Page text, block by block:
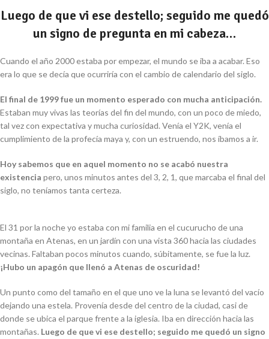
Luego de que vi ese destello; seguido me quedó
un signo de pregunta en mi cabeza…
Cuando el año 2000 estaba por empezar, el mundo se iba a acabar. Eso
era lo que se decía que ocurriría con el cambio de calendario del siglo.
El final de 1999 fue un momento esperado con mucha anticipación.
Estaban muy vivas las teorías del fin del mundo, con un poco de miedo,
tal vez con expectativa y mucha curiosidad. Venía el Y2K, venía el
cumplimiento de la profecía maya y, con un estruendo, nos íbamos a ir.
Hoy sabemos que en aquel momento no se acabó nuestra
existencia pero, unos minutos antes del 3, 2, 1, que marcaba el final del
siglo, no teníamos tanta certeza.
El 31 por la noche yo estaba con mi familia en el cucurucho de una
montaña en Atenas, en un jardín con una vista 360 hacia las ciudades
vecinas. Faltaban pocos minutos cuando, súbitamente, se fue la luz.
¡Hubo un apagón que llenó a Atenas de oscuridad!
Un punto como del tamaño en el que uno ve la luna se levantó del vacío
dejando una estela. Provenía desde del centro de la ciudad, casi de
donde se ubica el parque frente a la iglesia. Iba en dirección hacia las
montañas. Luego de que vi ese destello; seguido me quedó un signo